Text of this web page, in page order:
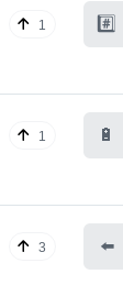
1 #️⃣
1 🔋
3 ⬅️